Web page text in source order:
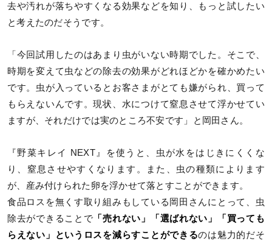
去や汚れが落ちやすくなる効果などを知り、もっと試したい
と考えたのだそうです。
「今回試用したのはあまり虫がいない時期でした。そこで、
時期を変えて虫などの除去の効果がどれほどかを確かめたい
です。虫が入っているとお客さまがとても嫌がられ、買って
もらえないんです。現状、水につけて窒息させて浮かせてい
ますが、それだけでは実のところ不安です」と岡田さん。
『野菜キレイ NEXT』を使うと、虫が水をはじきにくくな
り、窒息させやすくなります。また、虫の種類によります
が、産み付けられた卵を浮かせて落とすことができます。
食品ロスを無くす取り組みもしている岡田さんにとって、虫
除去ができることで 「売れない」「選ばれない」「買っても
らえない」というロスを減らすことができるのは魅力的だそ